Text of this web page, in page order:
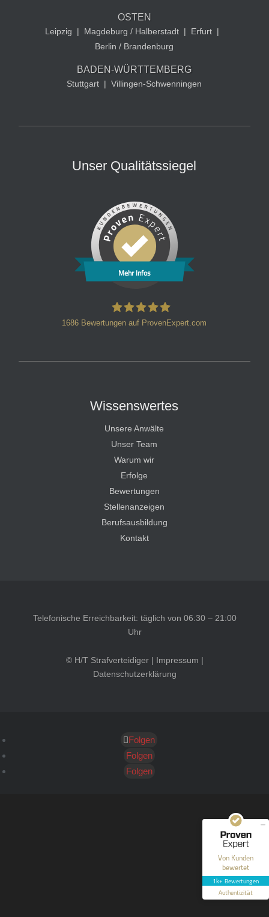
OSTEN
Leipzig | Magdeburg / Halberstadt | Erfurt |
Berlin / Brandenburg
BADEN-WÜRTTEMBERG
Stuttgart | Villingen-Schwenningen
Unser Qualitätssiegel
Mehr Infos
1686 Bewertungen auf ProvenExpert.com
Wissenswertes
Unsere Anwälte
Unser Team
Warum wir
Erfolge
Bewertungen
Stellenanzeigen
Berufsausbildung
Kontakt
Telefonische Erreichbarkeit: täglich von 06:30 – 21:00
Uhr
© H/T Strafverteidiger | Impressum |
Datenschutzerklärung
Folgen
Folgen
Folgen
Von Kunden
bewertet
1k+ Bewertungen
Authentizität
Kundenbewertungen und Erfahrungen zu
SEHR GUT
40
Bewertungen auf
ProvenExpert.com
Blick aufs ProvenExpert-Profil werfen